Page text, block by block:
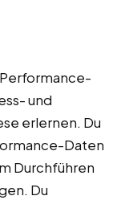
und
erlernen. Du
Daten
Durchführen
Du